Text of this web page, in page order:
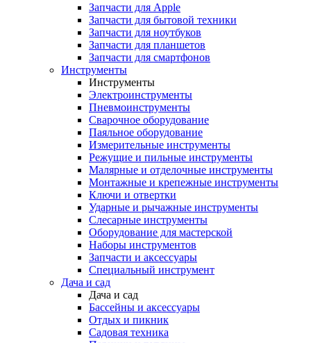
Запчасти для Apple
Запчасти для бытовой техники
Запчасти для ноутбуков
Запчасти для планшетов
Запчасти для смартфонов
Инструменты
Инструменты
Электроинструменты
Пневмоинструменты
Сварочное оборудование
Паяльное оборудование
Измерительные инструменты
Режущие и пильные инструменты
Малярные и отделочные инструменты
Монтажные и крепежные инструменты
Ключи и отвертки
Ударные и рычажные инструменты
Слесарные инструменты
Оборудование для мастерской
Наборы инструментов
Запчасти и аксессуары
Специальный инструмент
Дача и сад
Дача и сад
Бассейны и аксессуары
Отдых и пикник
Садовая техника